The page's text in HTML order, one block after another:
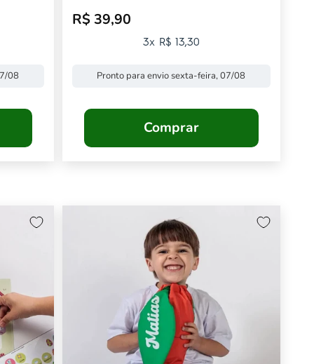
08
Preço promocional
R$ 39,90
3x R$ 13,30
Pronto para envio sexta-feira, 07/08
Comprar